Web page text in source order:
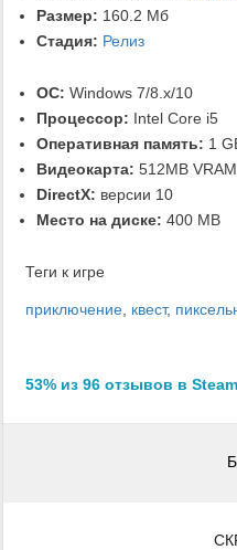
Размер: 160.2 Мб
Стадия: Релиз
ОС: Windows 7/8.x/10
Процессор: Intel Core i5
Оперативная память: 1
Видеокарта: 512MB VRAM
DirectX: версии 10
Место на диске: 400 MB
Теги к игре
приключение квест,
53% из 96 отзывов в